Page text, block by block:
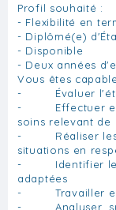
Profil souhaité :
- Flexibilité en
- Diplômé(e)
- Disponible
- Deux années
Vous êtes
- Évaluer l'état
- Effectuer et
soins relevant de
- Réaliser les
situations en
- Identifier les
adaptées
- Travailler en
- Analyser,